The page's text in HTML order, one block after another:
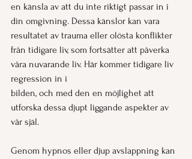
en känsla av att du inte riktigt passar in i
din omgivning. Dessa känslor kan vara
resultatet av trauma eller olösta konflikter
från tidigare liv, som fortsätter att påverka
våra nuvarande liv. Här kommer tidigare liv
regression in i
bilden, och med den en möjlighet att
utforska dessa djupt liggande aspekter av
vår själ.
Genom hypnos eller djup avslappning kan